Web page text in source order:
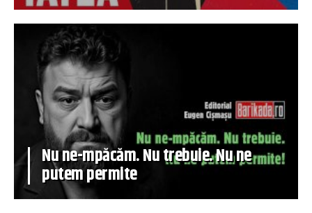
Nu ne-mpăcăm. Nu trebuie. Nu ne
putem permite